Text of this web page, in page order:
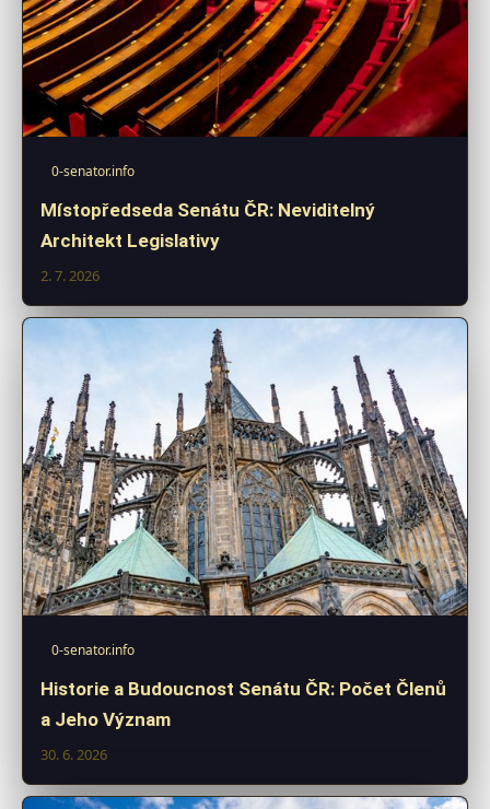
0-senator.info
Místopředseda Senátu ČR: Neviditelný
Architekt Legislativy
2. 7. 2026
0-senator.info
Historie a Budoucnost Senátu ČR: Počet Členů
a Jeho Význam
30. 6. 2026